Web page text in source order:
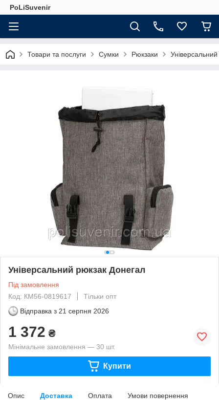
PoLiSuvenir
Товари та послуги Сумки Рюкзаки
Універсальний рюкзак Донегал
Під замовлення
Код: КМ56-0819617
Тільки опт
Відправка з 21 серпня 2026
1 372 ₴
Мінімальне замовлення — 30 шт.
Купити
Опис Доставка Оплата Умови повернення